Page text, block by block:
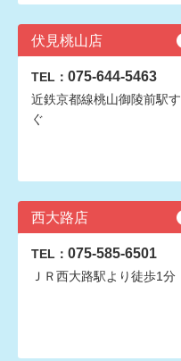
伏見桃山店
TEL： 075-644-5463
近鉄京都線桃山御陵前駅す
ぐ
西大路店
TEL： 075-585-6501
ＪＲ西大路駅より徒歩1分